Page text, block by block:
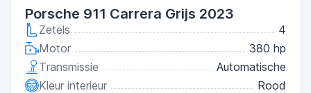
Porsche 911 Carrera Grijs 2023
Zetels
4
Motor
380 hp
Transmissie
Automatische
Kleur interieur
Rood